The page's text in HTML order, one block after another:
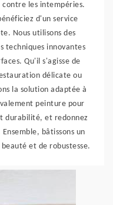
les intempéries.
d'un service
Nous utilisons des
techniques innovantes
Qu'il s'agisse de
délicate ou
la solution adaptée à
peinture pour
durabilité, et redonnez
bâtissons un
et de robustesse.